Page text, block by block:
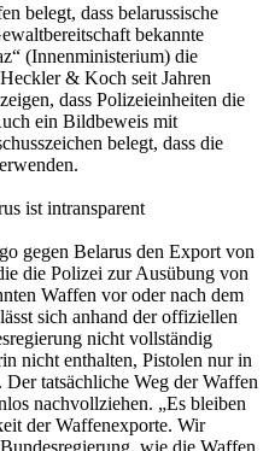
belegt, dass belarussische
bekannte
(Innenministerium) die
& Koch seit Jahren
dass Polizeieinheiten die
ein Bildbeweis mit
belegt, dass die
ist intransparent
gegen Belarus den Export von
die Polizei zur Ausübung von
Waffen vor oder nach dem
sich anhand der offiziellen
nicht vollständig
nicht enthalten, Pistolen nur in
tatsächliche Weg der Waffen
nachvollziehen. „Es bleiben
der Waffenexporte. Wir
wie die Waffen